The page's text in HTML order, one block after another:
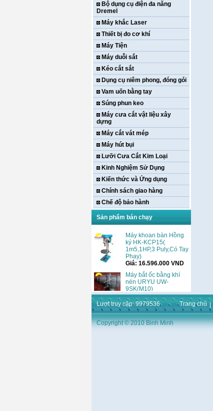
Bộ dụng cụ điện đa năng
Dremel
Máy khắc Laser
Thiết bị đo cơ khí
Máy Tiện
Máy duỗi sắt
Kéo cắt sắt
Dụng cụ niêm phong, đóng gói
Vam uốn bằng tay
Súng phun keo
Máy cưa cắt vật liệu xây
dựng
Máy cắt vát mép
Máy hút bụi
Lưỡi Cưa Cắt Kim Loại
Kinh Nghiệm Sử Dụng
Kiến thức và Ứng dụng
Chính sách giao hàng
Chế độ bảo hành
Sản phẩm bán chạy
Máy khoan bàn Hồng
ký HK-KCP15(
1m5,1HP,3 Puly,Có Tay
Phay)
Giá:16.596.000VND
Lượt truy cập: 9979536 Trang chủ
Copyright © 2010 Binh Minh